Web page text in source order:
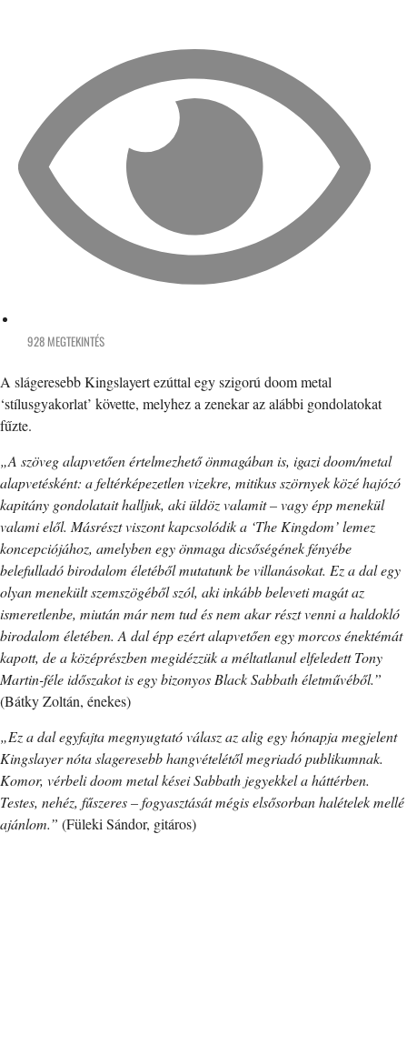
928 MEGTEKINTÉS
A slágeresebb Kingslayert ezúttal egy szigorú doom metal
‘stílusgyakorlat’ követte, melyhez a zenekar az alábbi gondolatokat
fűzte.
„A szöveg alapvetően értelmezhető önmagában is, igazi doom/metal
alapvetésként: a feltérképezetlen vizekre, mitikus szörnyek közé hajózó
kapitány gondolatait halljuk, aki üldöz valamit – vagy épp menekül
valami elől. Másrészt viszont kapcsolódik a ‘The Kingdom’ lemez
koncepciójához, amelyben egy önmaga dicsőségének fényébe
belefulladó birodalom életéből mutatunk be villanásokat. Ez a dal egy
olyan menekült szemszögéből szól, aki inkább beleveti magát az
ismeretlenbe, miután már nem tud és nem akar részt venni a haldokló
birodalom életében. A dal épp ezért alapvetően egy morcos énektémát
kapott, de a középrészben megidézzük a méltatlanul elfeledett Tony
Martin-féle időszakot is egy bizonyos Black Sabbath életművéből.”
(Bátky Zoltán, énekes)
„Ez a dal egyfajta megnyugtató válasz az alig egy hónapja megjelent
Kingslayer nóta slageresebb hangvételétől megriadó publikumnak.
Komor, vérbeli doom metal kései Sabbath jegyekkel a háttérben.
Testes, nehéz, fűszeres – fogyasztását mégis elsősorban halételek mellé
ajánlom.” (Füleki Sándor, gitáros)